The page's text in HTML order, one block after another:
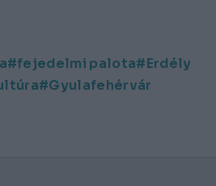
fejedelmi palota
Erdély
Gyulafehérvár